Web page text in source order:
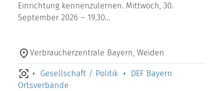
Einrichtung kennenzulernen. Mittwoch, 30.
September 2026 – 19.30…
Verbraucherzentrale Bayern, Weiden
Gesellschaft / Politik
DEF Bayern
Ortsverbände